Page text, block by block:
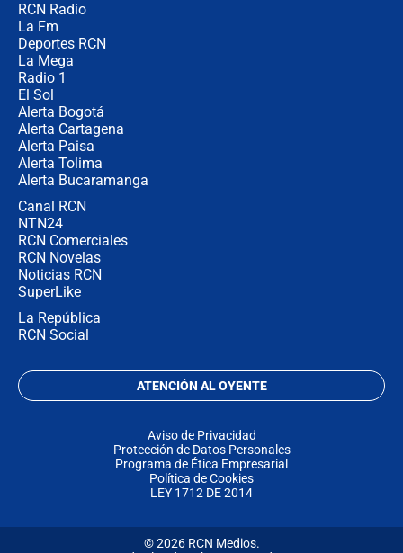
RCN Radio
La Fm
Deportes RCN
La Mega
Radio 1
El Sol
Alerta Bogotá
Alerta Cartagena
Alerta Paisa
Alerta Tolima
Alerta Bucaramanga
Canal RCN
NTN24
RCN Comerciales
RCN Novelas
Noticias RCN
SuperLike
La República
RCN Social
ATENCIÓN AL OYENTE
Aviso de Privacidad
Protección de Datos Personales
Programa de Ética Empresarial
Política de Cookies
LEY 1712 DE 2014
© 2026 RCN Medios.